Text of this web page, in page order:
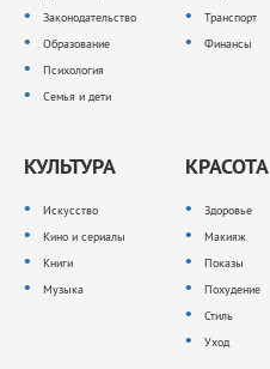
Законодательство
Образование
Психология
Семья и дети
Транспорт
Финансы
КУЛЬТУРА
Искусство
Кино и сериалы
Книги
Музыка
КРАСОТА
Здоровье
Макияж
Показы
Похудение
Стиль
Уход